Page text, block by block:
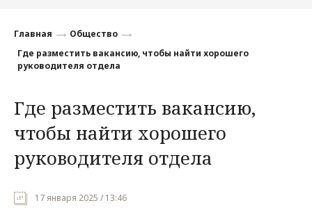
Финансы
Наука
Культура
Общество
Главная
Общество
Где разместить вакансию, чтобы найти хорошего
руководителя отдела
Где разместить вакансию,
чтобы найти хорошего
руководителя отдела
17 января 2025 / 13:46